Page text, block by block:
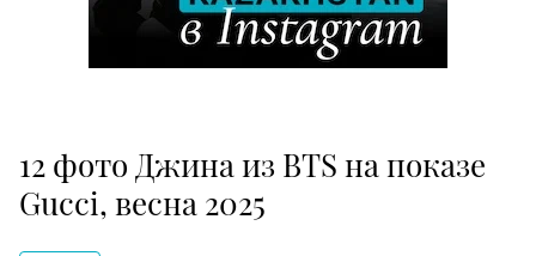
12 фото Джина из BTS на показе
Gucci, весна 2025